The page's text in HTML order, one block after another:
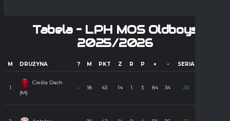
Tabela – LPH MOS Oldboys
2025/2026
M DRUŻYNA ? M PKT Z R P + - SERIA
1
Cieśla Dach
(M)
- 18 43 14 1 3 84 34 Z6